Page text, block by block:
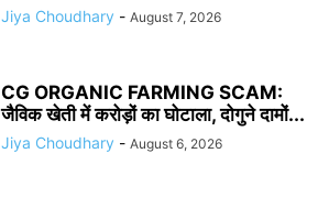
Jiya Choudhary - August 7, 2026
CG ORGANIC FARMING SCAM:
जैविक खेती में करोड़ों का घोटाला, दोगुने दामों...
Jiya Choudhary - August 6, 2026